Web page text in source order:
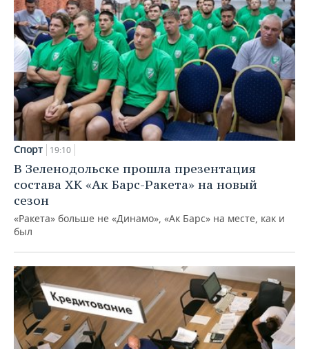
Спорт 19:10
В Зеленодольске прошла презентация
состава ХК «Ак Барс-Ракета» на новый
сезон
«Ракета» больше не «Динамо», «Ак Барс» на месте, как и
был